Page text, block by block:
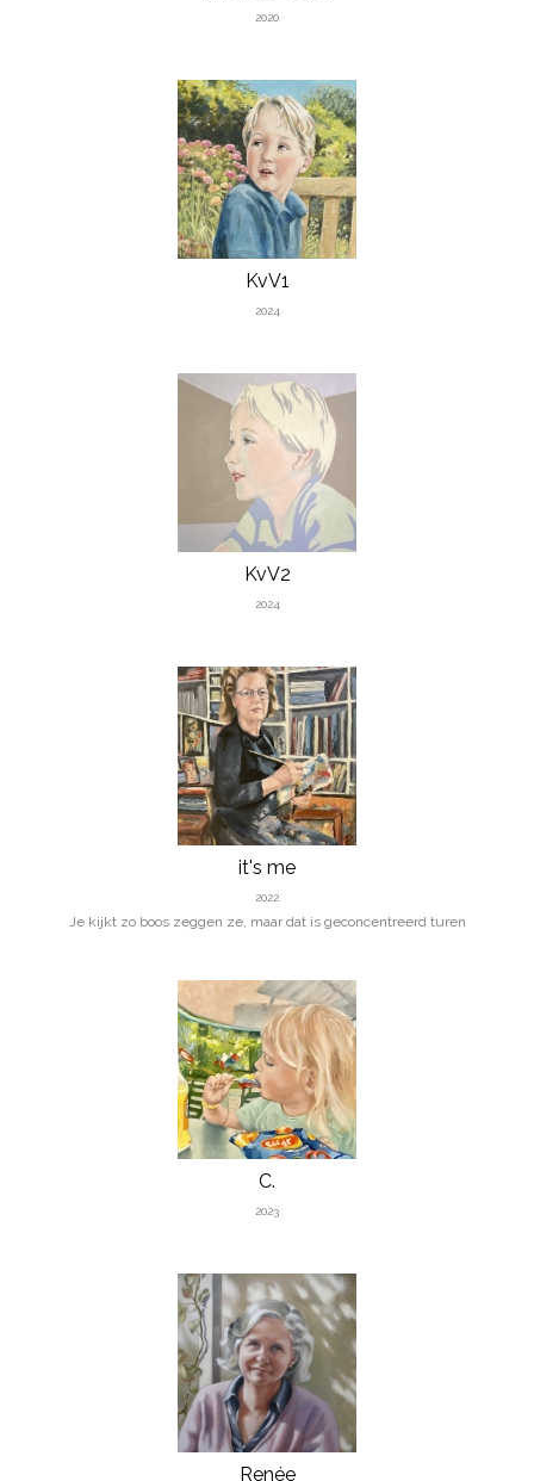
2020
KvV1
2024
KvV2
2024
it's me
2022
Je kijkt zo boos zeggen ze, maar dat is geconcentreerd turen
C.
2023
Renée